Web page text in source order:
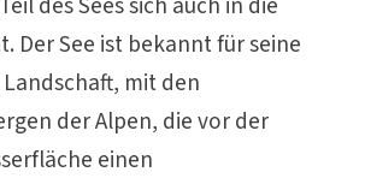
Der See ist bekannt für seine
mit den
der Alpen, die vor der
einen